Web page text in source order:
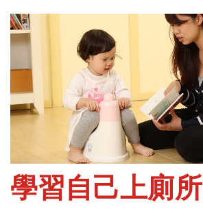
首頁 能力與學習-自理能力培養
學習自己上廁所